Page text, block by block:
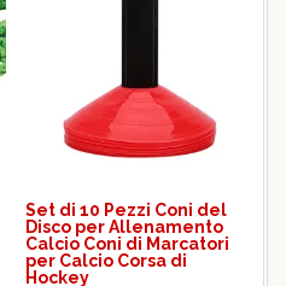
Set di 10 Pezzi Coni del
Disco per Allenamento
Calcio Coni di Marcatori
per Calcio Corsa di
Hockey